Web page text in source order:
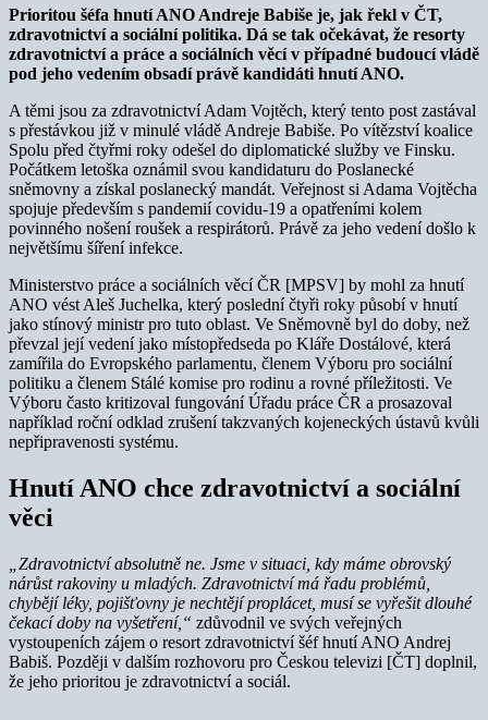
Prioritou šéfa hnutí ANO Andreje Babiše je, jak řekl v ČT,
zdravotnictví a sociální politika. Dá se tak očekávat, že resorty
zdravotnictví a práce a sociálních věcí v případné budoucí vládě
pod jeho vedením obsadí právě kandidáti hnutí ANO.
A těmi jsou za zdravotnictví Adam Vojtěch, který tento post zastával
s přestávkou již v minulé vládě Andreje Babiše. Po vítězství koalice
Spolu před čtyřmi roky odešel do diplomatické služby ve Finsku.
Počátkem letoška oznámil svou kandidaturu do Poslanecké
sněmovny a získal poslanecký mandát. Veřejnost si Adama Vojtěcha
spojuje především s pandemií covidu-19 a opatřeními kolem
povinného nošení roušek a respirátorů. Právě za jeho vedení došlo k
největšímu šíření infekce.
Ministerstvo práce a sociálních věcí ČR [MPSV] by mohl za hnutí
ANO vést Aleš Juchelka, který poslední čtyři roky působí v hnutí
jako stínový ministr pro tuto oblast. Ve Sněmovně byl do doby, než
převzal její vedení jako místopředseda po Kláře Dostálové, která
zamířila do Evropského parlamentu, členem Výboru pro sociální
politiku a členem Stálé komise pro rodinu a rovné příležitosti. Ve
Výboru často kritizoval fungování Úřadu práce ČR a prosazoval
například roční odklad zrušení takzvaných kojeneckých ústavů kvůli
nepřipravenosti systému.
Hnutí ANO chce zdravotnictví a sociální
věci
„Zdravotnictví absolutně ne. Jsme v situaci, kdy máme obrovský
nárůst rakoviny u mladých. Zdravotnictví má řadu problémů,
chybějí léky, pojišťovny je nechtějí proplácet, musí se vyřešit dlouhé
čekací doby na vyšetření,“ zdůvodnil ve svých veřejných
vystoupeních zájem o resort zdravotnictví šéf hnutí ANO Andrej
Babiš. Později v dalším rozhovoru pro Českou televizi [ČT] doplnil,
že jeho prioritou je zdravotnictví a sociál.